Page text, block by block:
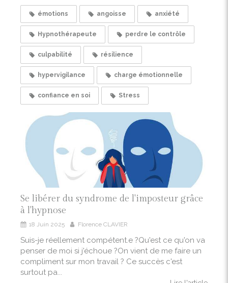
émotions angoisse anxiété
Hypnothérapeute perdre le contrôle
culpabilité résilience
hypervigilance charge émotionnelle
confiance en soi Stress
Se libérer du syndrome de l'imposteur grâce
à l'hypnose
18 Juin 2025 Florence CLAVIER
Suis-je réellement compétent.e ?Qu'est ce qu'on va
penser de moi si j'échoue ?On vient de me faire un
compliment sur mon travail ? Ce succès c'est
surtout pa...